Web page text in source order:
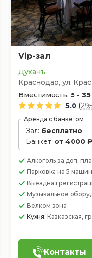
Vip-зал
Духанъ
Краснодар, ул.
Вместимость:5 -
5.0 (
Аренда с банкетом
Зал: бесплатно
Банкет: от 4000
Алкогольза доп.
Парковкана 5 машин
Выездная
Музыкальное
Велком зона
Кухня:Кавказская,
Контакты